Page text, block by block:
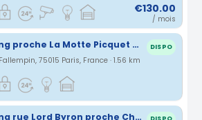
€130.00
/ mois
Parking proche La Motte Picquet Grenelle DISPO
75015 Paris, France · 1.56 km
Parking rue Lord Byron proche Champs-Elysée